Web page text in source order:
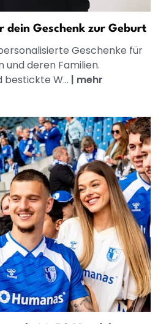
dein Geschenk zur Geburt
Geschenke für
deren Familien.
bestickte W... | mehr